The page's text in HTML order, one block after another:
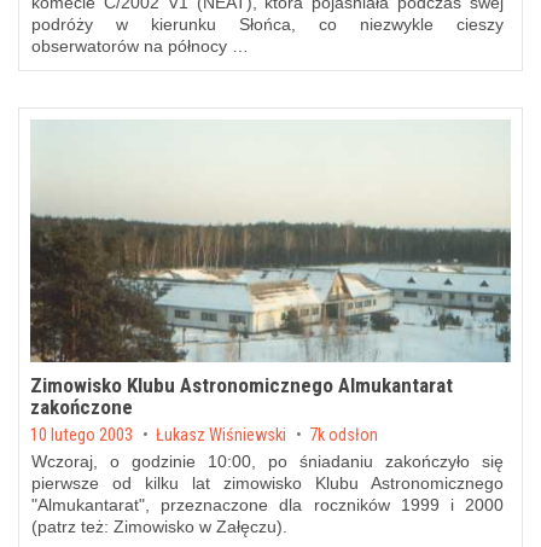
podróży w kierunku Słońca, co niezwykle cieszy
obserwatorów na północy …
Zimowisko Klubu Astronomicznego Almukantarat
zakończone
Posted on
10 lutego 2003 byŁukasz Wiśniewski 7k odsłon
Wczoraj, o godzinie 10:00, po śniadaniu zakończyło się
pierwsze od kilku lat zimowisko
Klubu Astronomicznego
"Almukantarat", przeznaczone dla roczników 1999 i 2000
(patrz też: Zimowisko w Załęczu).